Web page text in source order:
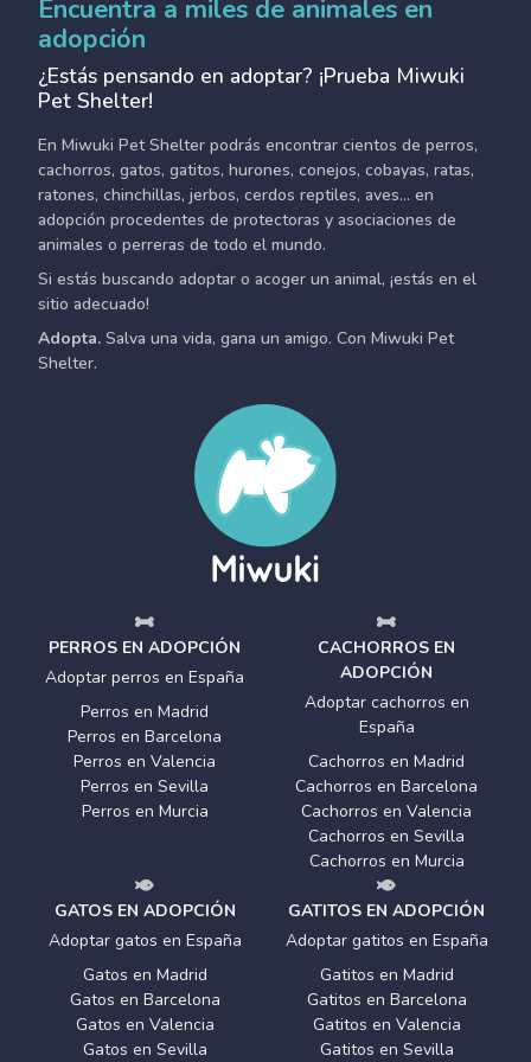
Encuentra a miles de animales en
adopción
¿Estás pensando en adoptar? ¡Prueba Miwuki
Pet Shelter!
En Miwuki Pet Shelter podrás encontrar cientos de perros,
cachorros, gatos, gatitos, hurones, conejos, cobayas, ratas,
ratones, chinchillas, jerbos, cerdos reptiles, aves... en
adopción procedentes de protectoras y asociaciones de
animales o perreras de todo el mundo.
Si estás buscando adoptar o acoger un animal, ¡estás en el
sitio adecuado!
Adopta. Salva una vida, gana un amigo. Con Miwuki Pet
Shelter.
PERROS EN ADOPCIÓN
Adoptar perros en España
Perros en Madrid
Perros en Barcelona
Perros en Valencia
Perros en Sevilla
Perros en Murcia
CACHORROS EN
ADOPCIÓN
Adoptar cachorros en
España
Cachorros en Madrid
Cachorros en Barcelona
Cachorros en Valencia
Cachorros en Sevilla
Cachorros en Murcia
GATOS EN ADOPCIÓN
Adoptar gatos en España
Gatos en Madrid
Gatos en Barcelona
Gatos en Valencia
Gatos en Sevilla
GATITOS EN ADOPCIÓN
Adoptar gatitos en España
Gatitos en Madrid
Gatitos en Barcelona
Gatitos en Valencia
Gatitos en Sevilla